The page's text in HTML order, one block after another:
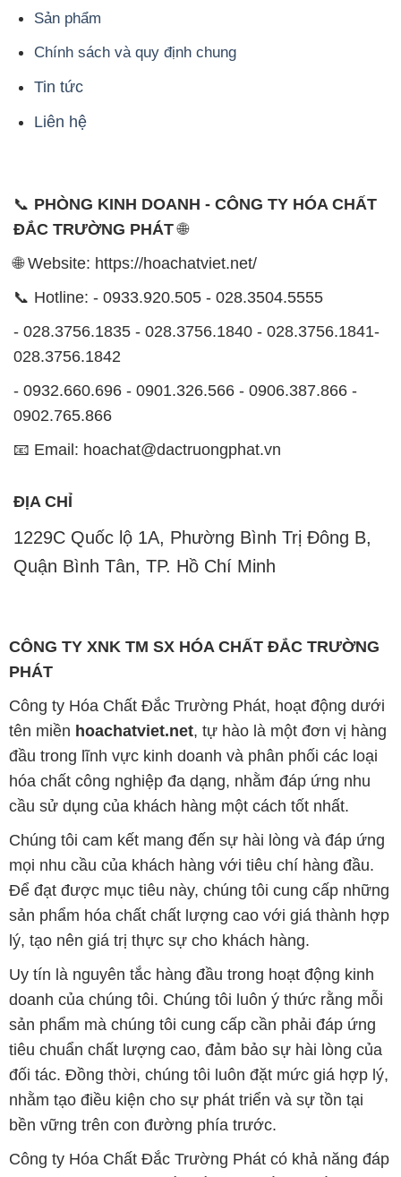
Sản phẩm
Chính sách và quy định chung
Tin tức
Liên hệ
📞 PHÒNG KINH DOANH - CÔNG TY HÓA CHẤT
ĐẮC TRƯỜNG PHÁT🌐
🌐 Website: https://hoachatviet.net/
📞 Hotline: - 0933.920.505 - 028.3504.5555
- 028.3756.1835 - 028.3756.1840 - 028.3756.1841-
028.3756.1842
- 0932.660.696 - 0901.326.566 - 0906.387.866 -
0902.765.866
📧 Email: hoachat@dactruongphat.vn
ĐỊA CHỈ
1229C Quốc lộ 1A, Phường Bình Trị Đông B,
Quận Bình Tân, TP. Hồ Chí Minh
CÔNG TY XNK TM SX HÓA CHẤT ĐẮC TRƯỜNG
PHÁT
Công ty Hóa Chất Đắc Trường Phát, hoạt động dưới
tên miền hoachatviet.net, tự hào là một đơn vị hàng
đầu trong lĩnh vực kinh doanh và phân phối các loại
hóa chất công nghiệp đa dạng, nhằm đáp ứng nhu
cầu sử dụng của khách hàng một cách tốt nhất.
Chúng tôi cam kết mang đến sự hài lòng và đáp ứng
mọi nhu cầu của khách hàng với tiêu chí hàng đầu.
Để đạt được mục tiêu này, chúng tôi cung cấp những
sản phẩm hóa chất chất lượng cao với giá thành hợp
lý, tạo nên giá trị thực sự cho khách hàng.
Uy tín là nguyên tắc hàng đầu trong hoạt động kinh
doanh của chúng tôi. Chúng tôi luôn ý thức rằng mỗi
sản phẩm mà chúng tôi cung cấp cần phải đáp ứng
tiêu chuẩn chất lượng cao, đảm bảo sự hài lòng của
đối tác. Đồng thời, chúng tôi luôn đặt mức giá hợp lý,
nhằm tạo điều kiện cho sự phát triển và sự tồn tại
bền vững trên con đường phía trước.
Công ty Hóa Chất Đắc Trường Phát có khả năng đáp